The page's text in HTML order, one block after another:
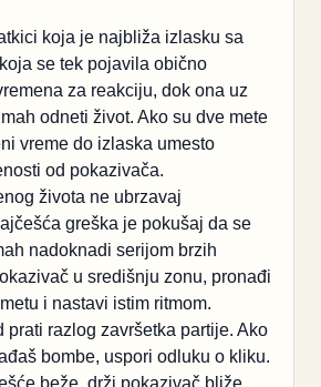
koja je najbliža izlasku sa
se tek pojavila obično
za reakciju, dok ona uz
odneti život. Ako su dve mete
vreme do izlaska umesto
od pokazivača.
života ne ubrzavaj
greška je pokušaj da se
nadoknadi serijom brzih
u središnju zonu, pronađi
i nastavi istim ritmom.
prati razlog završetka partije. Ako
bombe, uspori odluku o kliku.